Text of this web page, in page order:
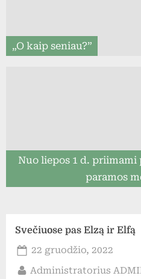
„O kaip seniau?”
Nuo liepos 1 d. priimami
paramos
Svečiuose pas Elzą ir Elfą
Posted
on
22 gruodžio, 2022
By
Administratorius